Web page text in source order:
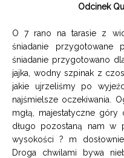
Odcinek
O 7 rano na tarasie z
śniadanie przygotowane
śniadanie przygotowano
jajka, wodny szpinak z
jakie ujrzeliśmy po
najśmielsze oczekiwania.
mgłą, majestatyczne góry
długo pozostaną nam w
wysokości ? m
Droga chwilami bywa